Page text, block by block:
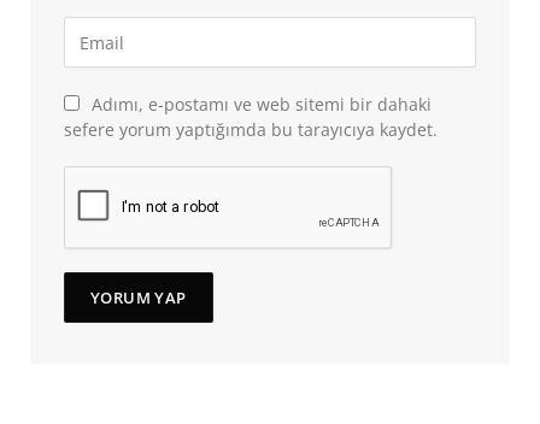
Adımı, e-postamı ve web sitemi bir dahaki
sefere yorum yaptığımda bu tarayıcıya kaydet.